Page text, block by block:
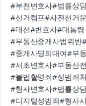
#부천변호사#법률상
#선거캠프#사전선거
#대선#변호사#대통령
#부동산중개사법위반
#중개사명의대여#부
#서초변호사#부동산
#불법촬영죄#성범죄
#형사변호사#법률상
#디지털성범죄#형사